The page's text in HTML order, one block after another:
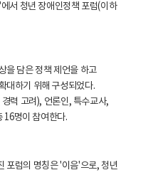
서 청년 장애인정책 포럼(이하
을 담은 정책 제언을 하고
대하기 위해 구성되었다.
력 고려), 언론인, 특수교사,
16명이 참여한다.
포럼의 명칭은 '이음'으로, 청년